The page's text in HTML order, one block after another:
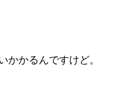
かかるんですけど。